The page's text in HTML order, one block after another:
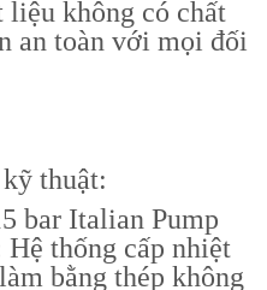
liệu không có chất
an toàn với mọi đối
thuật:
bar Italian Pump
thống cấp nhiệt
bằng thép không